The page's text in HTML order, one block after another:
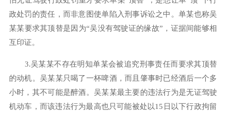
政处罚的责任，而非意图使单陷入刑事诉讼之中。单某也称吴
某某要求其顶替是因为“吴没有驾驶证的缘故”，证据间能够相
互印证。
3.吴某某不存在明知单某会被追究刑事责任而要求其顶替
的动机。吴某某只喝了一杯啤酒，而且肇事时已经酒后一个多
小时，其不可能是醉酒。吴某某最主要的违法行为是无证驾驶
机动车，而该违法行为最高也只可能被处以15日以下行政拘留